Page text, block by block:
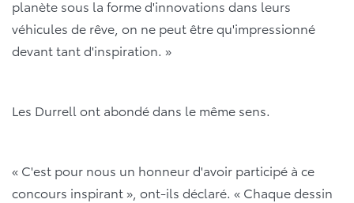
planète sous la forme d'innovations dans leurs
véhicules de rêve, on ne peut être qu'impressionné
devant tant d'inspiration. »
Les Durrell ont abondé dans le même sens.
« C'est pour nous un honneur d'avoir participé à ce
concours inspirant », ont-ils déclaré. « Chaque dessin